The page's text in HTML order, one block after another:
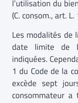
l’utilisation du
(C. consom., art.
Les modalités de
date limite de
indiquées.
1 du Code de la
excède sept
consommateur